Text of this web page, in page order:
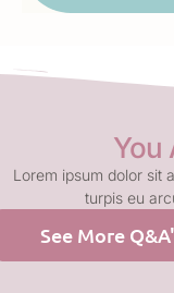
You
Lorem ipsum dolor sit
turpis eu
See More